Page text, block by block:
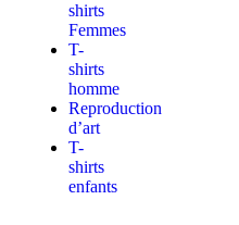
shirts
Femmes
T-
shirts
homme
Reproduction
d’art
T-
shirts
enfants